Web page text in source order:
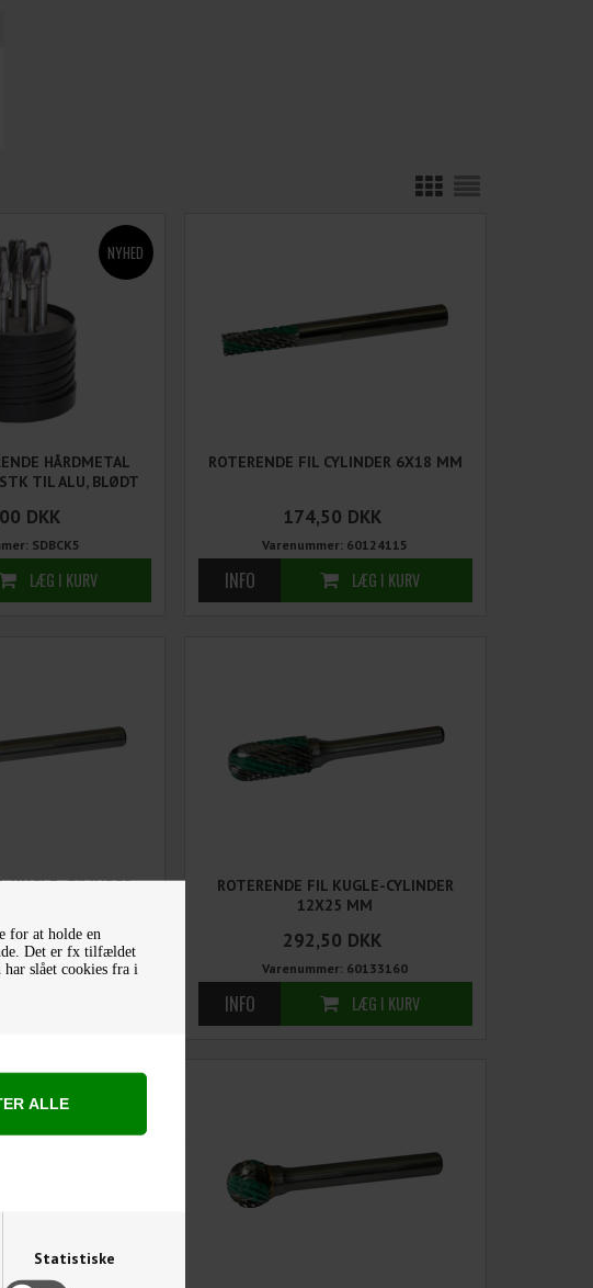
for at holde en
Det er fx tilfældet
slået cookies fra i
Statistiske
HÅRDMETAL
TIL ALU, BLØDT
DKK
SDBCK5
ROTERENDE FIL CYLINDER 6X18 MM
174,50 DKK
Varenummer: 60124115
KUGLE-CYLINDER
DKK
60133145
ROTERENDE FIL KUGLE-CYLINDER
12X25 MM
292,50 DKK
Varenummer: 60133160